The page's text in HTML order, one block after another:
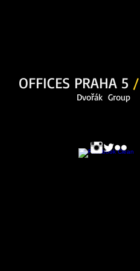
OFFICES PRAHA 5 /
Dvořák Group